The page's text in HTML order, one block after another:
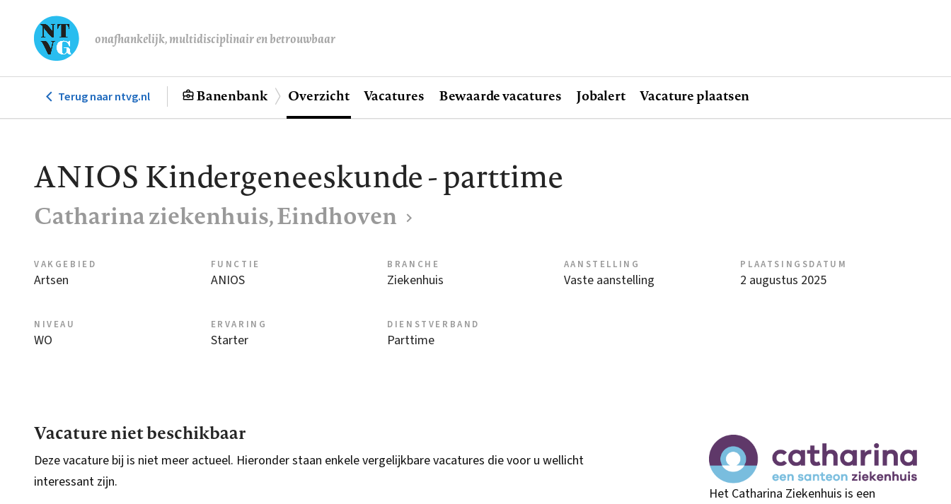
de
onafhankelijk, multidisciplinair en betrouwbaar
Hoofdnavigatie
Terug naar ntvg.nl Banenbank Overzicht Vacatures Bewaarde vacatures Jobalert Vacature plaatsen
ANIOS Kindergeneeskunde - parttime
Catharina ziekenhuis, Eindhoven
VAKGEBIED
Artsen
FUNCTIE
ANIOS
BRANCHE
Ziekenhuis
AANSTELLING
Vaste aanstelling
PLAATSINGSDATUM
2 augustus 2025
NIVEAU
WO
ERVARING
Starter
DIENSTVERBAND
Parttime
Vacature niet beschikbaar
Deze vacature bij is niet meer actueel. Hieronder staan enkele vergelijkbare vacatures die voor u wellicht
interessant zijn.
Het Catharina Ziekenhuis is een